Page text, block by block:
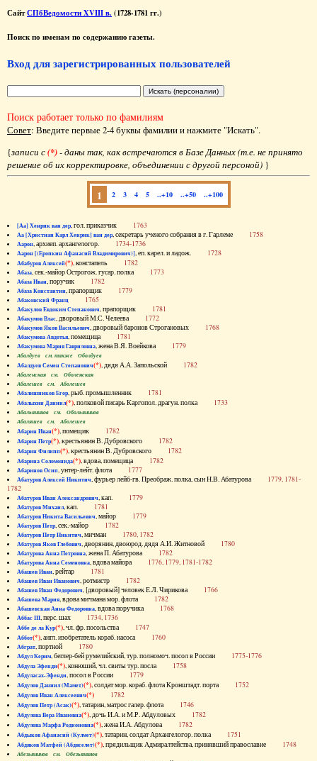
СайтСПбВедомости XVIII в. (1728-1781 гг.)
Поиск по именам по содержанию газеты.
Вход для зарегистрированных пользователей
Поиск работает только по фамилиям
Совет: Введите первые 2-4 буквы фамилии и нажмите "Искать".
{записи с(*)- даны так, как встречаются в Базе Данных (т.е. не принято
решение об их корректировке, объединении с другой персоной) }
1 2 3 4 5 ..+10 ..+50 ..+100
[Аа] Хенрик ван дер, гол. приказчик 1763
Аа [Христиан Карл Хенрик] ван дер, секретарь ученого собрания в г. Гарлеме 1758
Аарон, архиеп. архангелогор. 1734-1736
Аарон [(Еропкин Афанасий Владимирович)], еп. карел. и ладож. 1728
Абабуров Алексей(*), констапель 1782
Абаза, сек.-майор Острогож. гусар. полка 1773
Абаза Иван, поручик 1782
Абаза Константин, прапорщик 1779
Абаковский Франц 1765
Абакулов Евдоким Степанович, прапорщик 1781
Абакумов Влас, дворовый М.С. Челеева 1772
Абакумов Яков Васильевич, дворовый баронов Строгановых 1768
Абакумова Авдотья, помещица 1781
Абакумова Мария Гавриловна, жена В.Я. Воейкова 1779
Абалдуев см. также Оболдуев
Абалдуев Семен Степанович(*), дядя А.А. Запольской 1782
Абаленская см. Оболенская
Абалешев см. Аболешев
Абалишников Егор, рыб. промышленник 1781
Абалыхин Даниил(*), полковой писарь Каргопол. драгун. полка 1733
Абальянинов см. Обольянинов
Абаляшев см. Аболешев
Абарин Иван(*), помещик 1782
Абарин Петр(*), крестьянин В. Дубровского 1782
Абарин Филипп(*), крестьянин В. Дубровского 1782
Абарина Соломонида(*), вдова, помещица 1782
Абаринов Осип, унтер-лейт. флота 1777
Абатуров Алексей Никитич, фурьер лейб-гв. Преображ. полка, сын Н.В. Абатурова 1779, 1781-
1782
Абатуров Иван Александрович, кап. 1779
Абатуров Михаил, кап. 1781
Абатуров Никита Васильевич, майор 1779
Абатуров Петр, сек.-майор 1782
Абатуров Петр Никитич, мичман 1780, 1782
Абатуров Яков Глебович, дворянин, двоюрод. дядя А.И. Житновой 1780
Абатурова Анна Петровна, жена П. Абатурова 1782
Абатурова Анна Семеновна, вдова майора 1776, 1779, 1781-1782
Абашев Иван, рейтар 1781
Абашев Иван Иванович, ротмистр 1782
Абашев Иван Федорович, [дворовый] человек Е.Л. Чирикова 1766
Абашева Мария, вдова мичмана мор. флота 1782
Абашевская Анна Федоровна, вдова поручика 1768
Аббас III, перс. шах 1734, 1736
Аббе де ла Кур(*), чл. фр. посольства 1747
Аббот(*), англ. изобретатель кораб. насоса 1760
Абграт, портной 1780
Абдул Керим, беглер-бей румелийский, тур. полномоч. посол в России 1775-1776
Абдула Эфенди(*), конюший, чл. свиты тур. посла 1758
Абдуласах-Эфенди, посол в России 1779
Абдулов Даниил (Мамет)(*), солдат мор. кораб. флота Кронштадт. порта 1752
Абдулов Иван Алексеевич(*) 1782
Абдулов Петр (Асак)(*), татарин, матрос галер. флота 1746
Абдулова Вера Ивановна(*), дочь И.А. и М.Р. Абдуловых 1782
Абдулова Марфа Родионовна(*), жена И.А. Абдулова 1782
Абдыков Афанасий (Кулмет)(*), татарин, солдат Архангелогор. полка 1751
Абдяков Матфей (Абдяселет)(*), прядильщик Адмиралтейства, принявший православие 1748
Абезьянинов см. Обезьянинов